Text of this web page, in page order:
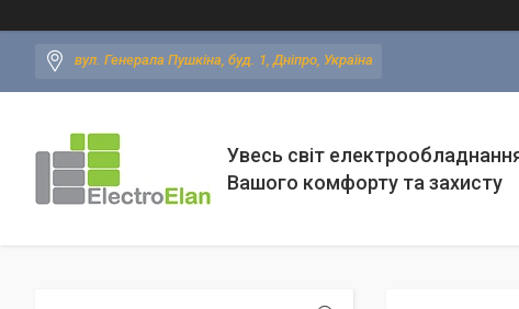
вул. Генерала Пушкіна, буд. 1, Дніпро, Україна
Увесь світ
Вашого комфорту та захисту